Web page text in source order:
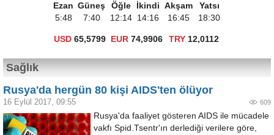
Ezan Güneş Öğle İkindi Akşam
Yatsı
5:48
7:40 12:14 14:16 16:45 18:30
USD 65,5799 EUR 74,9906 TRY 12,0112
Sağlık
Rusya'da hergün 80 kişi AIDS'ten ölüyor
16 Eylül 2017, 09:55 609
Rusya'da faaliyet gösteren AIDS ile mücadele
vakfı Spid.Tsentr'ın derlediği verilere göre,